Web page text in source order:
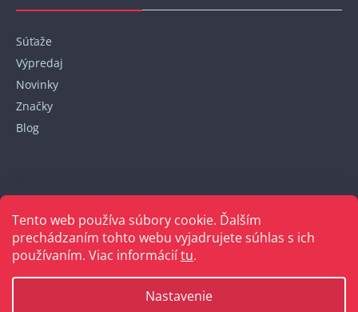
Tento web používa súbory cookie. Ďalším
prechádzaním tohto webu vyjadrujete súhlas s ich
používaním. Viac informáciítu.
Nastavenie
Súťaže
Výpredaj
Novinky
Značky
Blog
+421 948 152 820